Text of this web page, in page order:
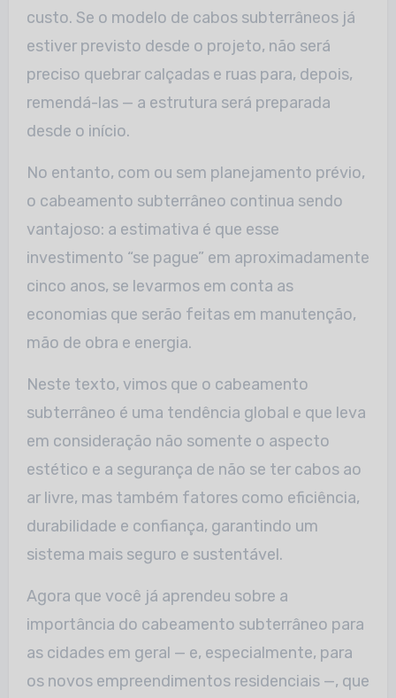
custo. Se o modelo de cabos subterrâneos já
estiver previsto desde o projeto, não será
preciso quebrar calçadas e ruas para, depois,
remendá-las — a estrutura será preparada
desde o início.
No entanto, com ou sem planejamento prévio,
o cabeamento subterrâneo continua sendo
vantajoso: a estimativa é que esse
investimento “se pague” em aproximadamente
cinco anos, se levarmos em conta as
economias que serão feitas em manutenção,
mão de obra e energia.
Neste texto, vimos que o cabeamento
subterrâneo é uma tendência global e que leva
em consideração não somente o aspecto
estético e a segurança de não se ter cabos ao
ar livre, mas também fatores como eficiência,
durabilidade e confiança, garantindo um
sistema mais seguro e sustentável.
Agora que você já aprendeu sobre a
importância do cabeamento subterrâneo para
as cidades em geral — e, especialmente, para
os novos empreendimentos residenciais —, que